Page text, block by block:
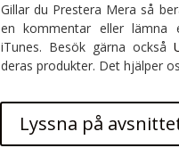
Gillar du Prestera Mera så
en kommentar eller lämna
iTunes. Besök gärna också
deras produkter. Det hjälper
Lyssna på